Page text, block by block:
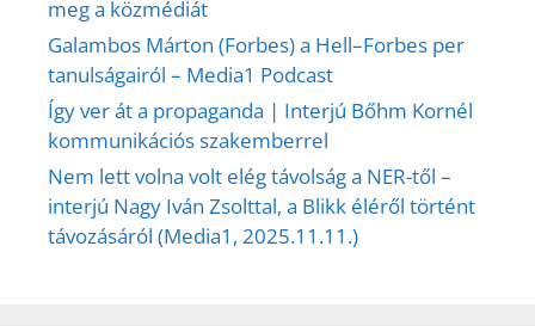
meg a közmédiát
Galambos Márton (Forbes) a Hell–Forbes per
tanulságairól – Media1 Podcast
Így ver át a propaganda | Interjú Bőhm Kornél
kommunikációs szakemberrel
Nem lett volna volt elég távolság a NER-től –
interjú Nagy Iván Zsolttal, a Blikk éléről történt
távozásáról (Media1, 2025.11.11.)